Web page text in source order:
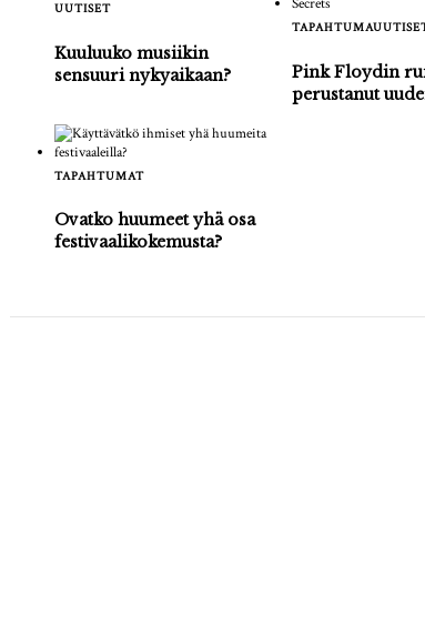
UUTISET
Kuuluuko musiikin
sensuuri nykyaikaan?
Pink Floydin
perustanut
TAPAHTUMAT
Ovatko huumeet yhä osa
festivaalikokemusta?